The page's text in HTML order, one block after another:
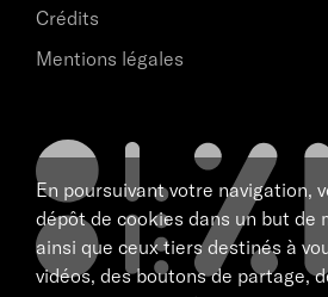
Crédits
Mentions légales
En poursuivant votre navigation,
dépôt de cookies dans un but de
ainsi que ceux tiers destinés à
vidéos, des boutons de partage,